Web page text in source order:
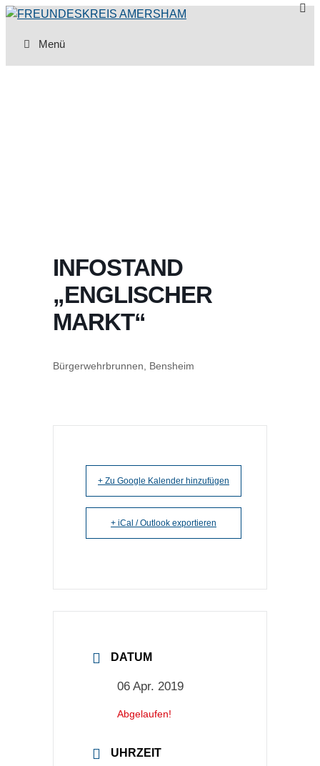
Zum
springenMenü
INFOSTAND
„ENGLISCHER
MARKT“
Bürgerwehrbrunnen, Bensheim
+ Zu Google Kalender hinzufügen
+ iCal / Outlook exportieren
DATUM
06 Apr. 2019
Abgelaufen!
UHRZEIT